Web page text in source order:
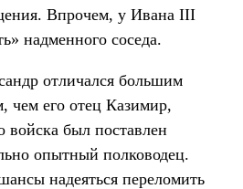
Впрочем, у Ивана III
надменного соседа.
отличался большим
чем его отец Казимир,
войска был поставлен
опытный полководец.
надеяться переломить